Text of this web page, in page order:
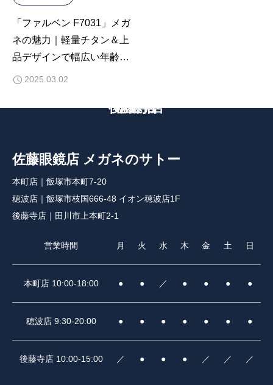
「ファルベン F7031」メガ
ネの魅力｜軽量チタン＆上
品デザインで幅広い年齢層
に人気！
2025.03.02
本町店
穂波店
後藤寺店
佐藤眼鏡店 メガネのサトー
本町店｜飯塚市本町7-20
穂波店｜飯塚市枝国666-48 イオン穂波店1F
後藤寺店｜田川市上本町2-1
営業時間 月 火 水 木 金 土 日
本町店 10:00-18:00 ● ● ／ ● ● ● ●
穂波店 9:30-20:00 ● ● ● ● ● ● ●
後藤寺店 10:00-15:00 ／ ● ● ● ／ ／ ／